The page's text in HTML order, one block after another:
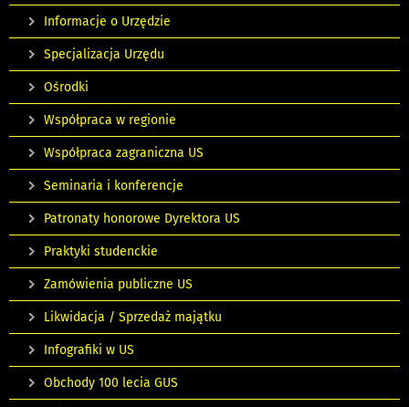
Informacje o Urzędzie
Specjalizacja Urzędu
Ośrodki
Współpraca w regionie
Współpraca zagraniczna US
Seminaria i konferencje
Patronaty honorowe Dyrektora US
Praktyki studenckie
Zamówienia publiczne US
Likwidacja / Sprzedaż majątku
Infografiki w US
Obchody 100 lecia GUS